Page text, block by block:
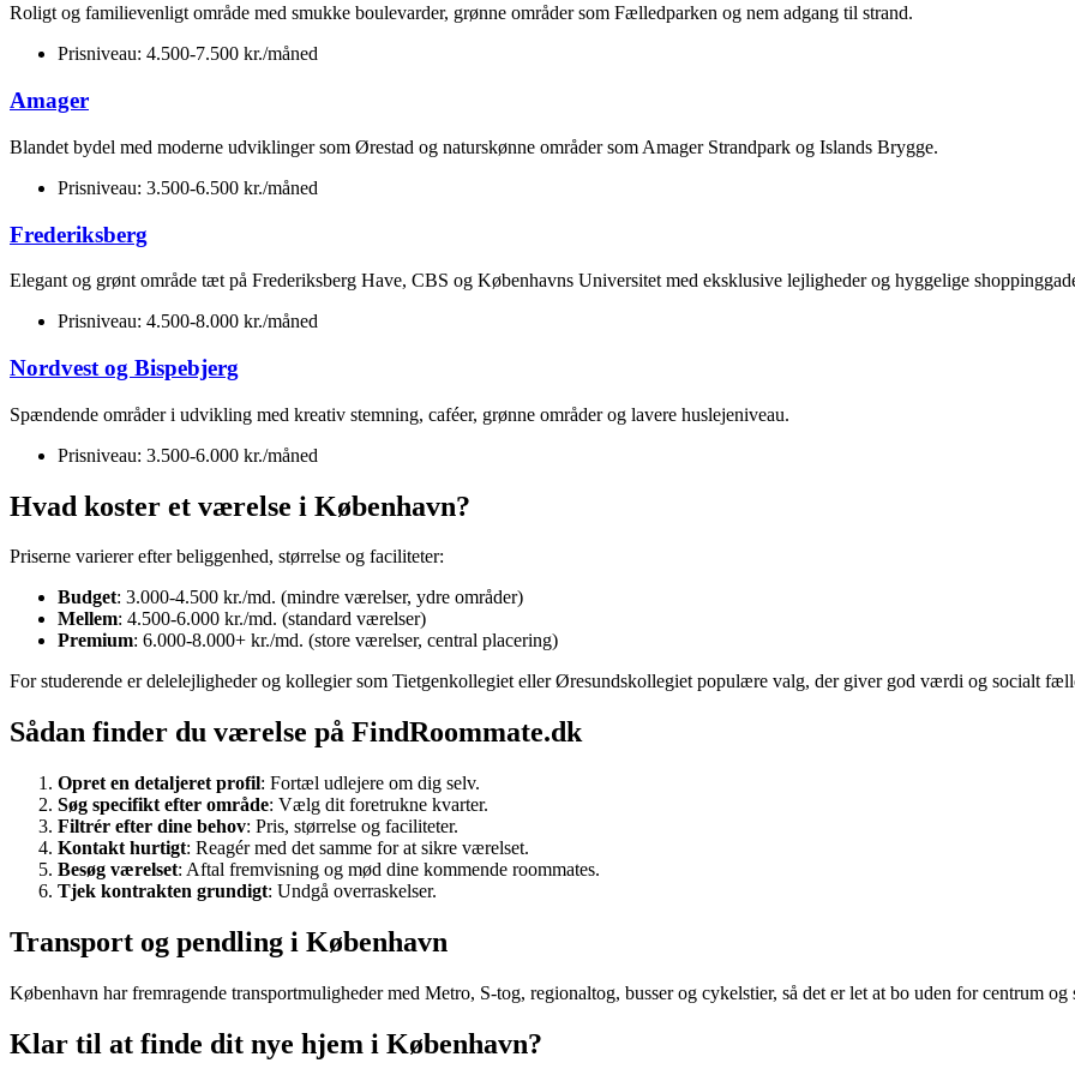
Roligt og familievenligt område med smukke boulevarder, grønne områder som Fælledparken og nem adgang til strand.
Prisniveau: 4.500-7.500 kr./måned
Amager
Blandet bydel med moderne udviklinger som Ørestad og naturskønne områder som Amager Strandpark og Islands Brygge.
Prisniveau: 3.500-6.500 kr./måned
Frederiksberg
Elegant og grønt område tæt på Frederiksberg Have, CBS og Københavns Universitet med eksklusive lejligheder og hyggelige
Prisniveau: 4.500-8.000 kr./måned
Nordvest og Bispebjerg
Spændende områder i udvikling med kreativ stemning, caféer, grønne områder og lavere huslejeniveau.
Prisniveau: 3.500-6.000 kr./måned
Hvad koster et værelse i København?
Priserne varierer efter beliggenhed, størrelse og faciliteter:
Budget: 3.000-4.500 kr./md. (mindre værelser, ydre områder)
Mellem: 4.500-6.000 kr./md. (standard værelser)
Premium: 6.000-8.000+ kr./md. (store værelser, central placering)
For studerende er delelejligheder og kollegier som Tietgenkollegiet eller Øresundskollegiet populære valg, der giver god værdi og socialt
Sådan finder du værelse på FindRoommate.dk
Opret en detaljeret profil: Fortæl udlejere om dig selv.
Søg specifikt efter område: Vælg dit foretrukne kvarter.
Filtrér efter dine behov: Pris, størrelse og faciliteter.
Kontakt hurtigt: Reagér med det samme for at sikre værelset.
Besøg værelset: Aftal fremvisning og mød dine kommende roommates.
Tjek kontrakten grundigt: Undgå overraskelser.
Transport og pendling i København
København har fremragende transportmuligheder med Metro, S-tog, regionaltog, busser og cykelstier, så det er let at bo uden for centrum
Klar til at finde dit nye hjem i København?